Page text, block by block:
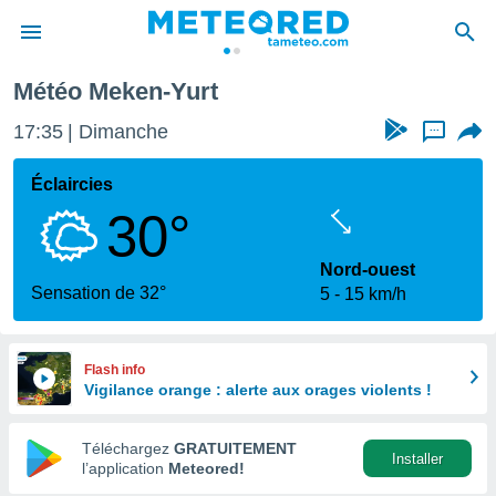
de
Météo Meken-Yurt
17:35 Dimanche ...
Éclaircies
30°
Sensation de 32°
Nord-ouest
5
15 km/h
Flash info
Vigilance orange : alerte aux orages violents !
Téléchargez GRATUITEMENT
l’application Meteored!
Installer